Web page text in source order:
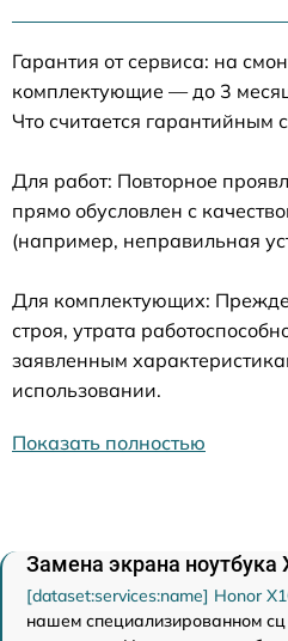
Гарантия от сервиса: на
комплектующие — до 3
Что считается гарантийным
Для работ: Повторное
прямо обусловлен с
(например, неправильная
Для комплектующих:
строя, утрата
заявленным
использовании.
Показать полностью
Замена экрана ноутбука
[dataset:services:name] Honor
нашем специализированном